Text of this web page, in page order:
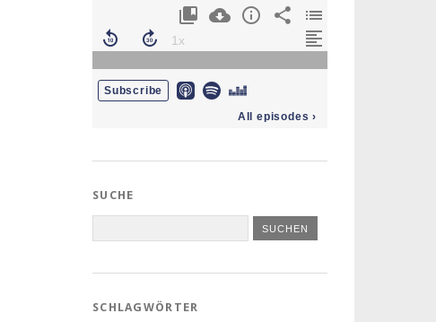
SUCHE
SCHLAGWÖRTER